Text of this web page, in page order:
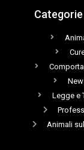
Legge e
Animali